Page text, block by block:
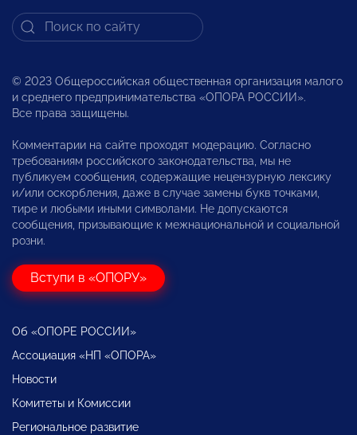
© 2023 Общероссийская общественная организация малого
и среднего предпринимательства «ОПОРА РОССИИ».
Все права защищены.
Комментарии на сайте проходят модерацию. Согласно
требованиям российского законодательства, мы не
публикуем сообщения, содержащие нецензурную лексику
и/или оскорбления, даже в случае замены букв точками,
тире и любыми иными символами. Не допускаются
сообщения, призывающие к межнациональной и социальной
розни.
Вступи в «ОПОРУ»
Об «ОПОРЕ РОССИИ»
Ассоциация «НП «ОПОРА»
Новости
Комитеты и Комиссии
Региональное развитие